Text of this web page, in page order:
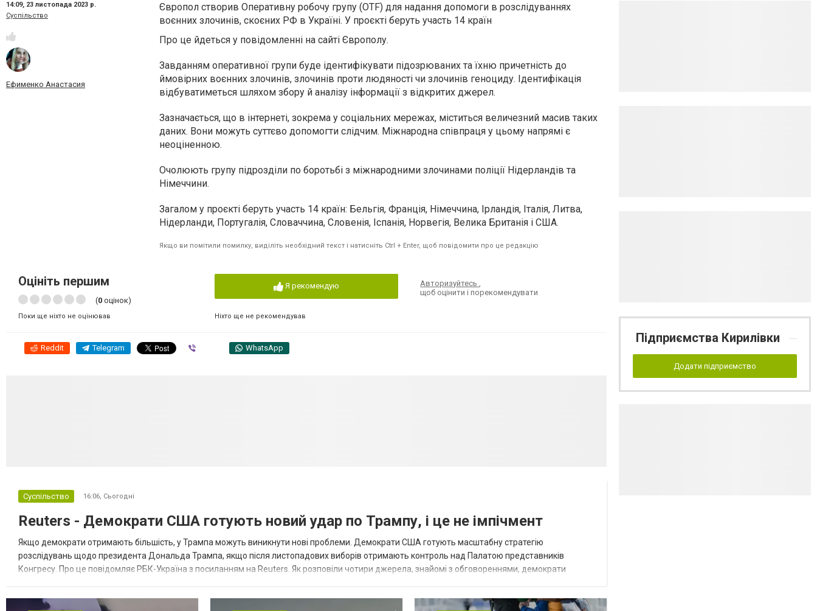
14:09, 23 листопада 2023 р.
Суспільство
Ефименко Анастасия
Європол створив Оперативну робочу групу (OTF) для надання допомоги в розслідуваннях
воєнних злочинів, скоєних РФ в Україні. У проєкті беруть участь 14 країн
Про це йдеться у повідомленні на сайті Європолу.
Завданням оперативної групи буде ідентифікувати підозрюваних та їхню причетність до
ймовірних воєнних злочинів, злочинів проти людяності чи злочинів геноциду. Ідентифікація
відбуватиметься шляхом збору й аналізу інформації з відкритих джерел.
Зазначається, що в інтернеті, зокрема у соціальних мережах, міститься величезний масив таких
даних. Вони можуть суттєво допомогти слідчим. Міжнародна співпраця у цьому напрямі є
неоціненною.
Очолюють групу підрозділи по боротьбі з міжнародними злочинами поліції Нідерландів та
Німеччини.
Загалом у проєкті беруть участь 14 країн: Бельгія, Франція, Німеччина, Ірландія, Італія, Литва,
Нідерланди, Португалія, Словаччина, Словенія, Іспанія, Норвегія, Велика Британія і США.
Якщо ви помітили помилку, виділіть необхідний текст і натисніть Ctrl + Enter, щоб повідомити про це редакцію
Оцініть першим
(0 оцінок)
Поки ще ніхто не оцінював
Я рекомендую
Ніхто ще не рекомендував
Авторизуйтесь,
щоб оцінити і порекомендувати
Reddit Telegram WhatsApp
Суспільство 16:06, Сьогодні
Reuters - Демократи США готують новий удар по Трампу, і це не імпічмент
Якщо демократи отримають більшість, у Трампа можуть виникнути нові проблеми. Демократи США готують масштабну стратегію
розслідувань щодо президента Дональда Трампа, якщо після листопадових виборів отримають контроль над Палатою представників
Конгресу. Про це повідомляє РБК-Україна з посиланням на Reuters. Як розповіли чотири джерела, знайомі з обговореннями, демократи
Підприємства Кирилівки
Додати підприємство